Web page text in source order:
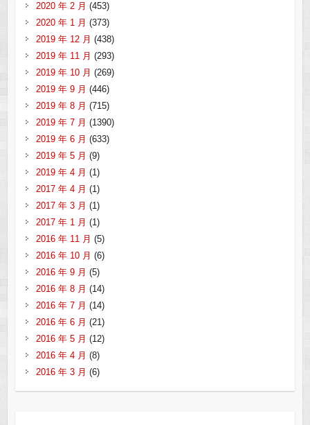
2020 年 2 月 (453)
2020 年 1 月 (373)
2019 年 12 月 (438)
2019 年 11 月 (293)
2019 年 10 月 (269)
2019 年 9 月 (446)
2019 年 8 月 (715)
2019 年 7 月 (1390)
2019 年 6 月 (633)
2019 年 5 月 (9)
2019 年 4 月 (1)
2017 年 4 月 (1)
2017 年 3 月 (1)
2017 年 1 月 (1)
2016 年 11 月 (5)
2016 年 10 月 (6)
2016 年 9 月 (5)
2016 年 8 月 (14)
2016 年 7 月 (14)
2016 年 6 月 (21)
2016 年 5 月 (12)
2016 年 4 月 (8)
2016 年 3 月 (6)